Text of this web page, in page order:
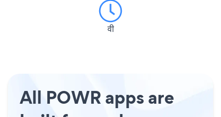
वी
All POWR apps are